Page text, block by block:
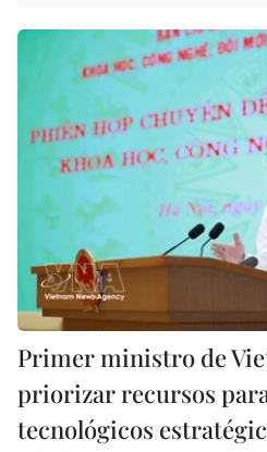
Primer ministro de
priorizar recursos
tecnológicos